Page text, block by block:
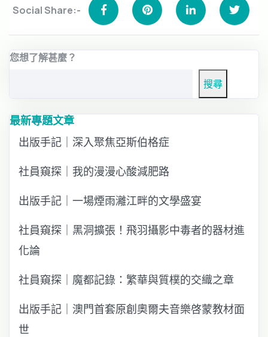
Social Share:-
您想了解甚麼？
搜尋
最新專題文章
出版手記｜深入聚焦亞斯伯格症
社員窺探｜我的漫漫心酸減肥路
出版手記｜一場煙雨灕江畔的文學盛宴
社員窺探｜黑洞擴張！飛羽攝影中毒者的器材進
化論
社員窺探｜魔都記錄：繁華與質樸的交織之章
出版手記｜澳門首套原創奧爾夫音樂啓蒙教材面
世